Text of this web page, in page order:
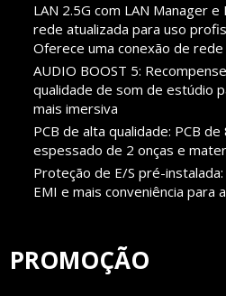
LAN 2.5G com LAN Manager e
rede atualizada para uso
Oferece uma conexão de
AUDIO BOOST 5:
qualidade de som de estúdio
mais imersiva
PCB de alta qualidade: PCB
espessado de 2 onças e
Proteção de E/S pré-
EMI e mais conveniência para
PROMOÇÃO